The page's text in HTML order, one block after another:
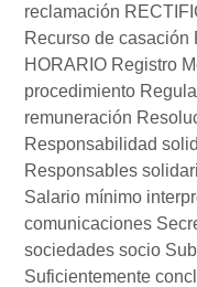
reclamación
Recurso de casación
HORARIO Registro
procedimiento
remuneración
Responsabilidad
Responsables
Salario mínimo
comunicaciones
sociedades socio
Suficientemente